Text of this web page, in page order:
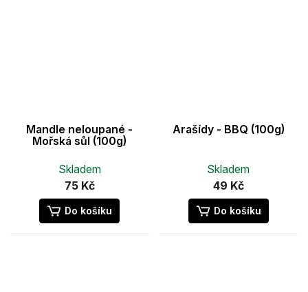
Mandle neloupané -
Mořská sůl (100g)
Skladem
75 Kč
Do košíku
Arašídy - BBQ (100g)
Skladem
49 Kč
Do košíku